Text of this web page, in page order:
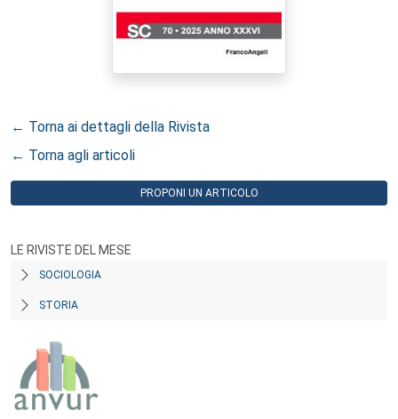
← Torna ai dettagli della Rivista
← Torna agli articoli
PROPONI UN ARTICOLO
LE RIVISTE DEL MESE
SOCIOLOGIA
STORIA